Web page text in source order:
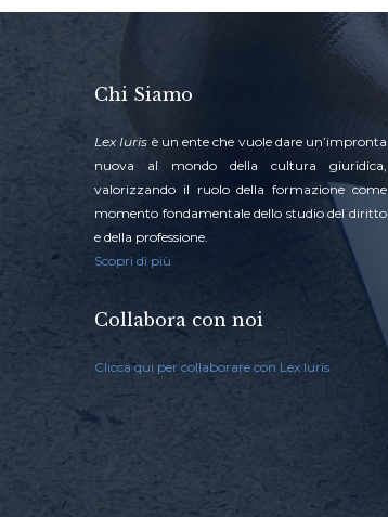
Chi Siamo
Lex Iuris è un ente che vuole dare un’impronta
nuova al mondo della cultura giuridica,
valorizzando il ruolo della formazione come
momento fondamentale dello studio del diritto
e della professione.
Scopri di più
Collabora con noi
Clicca qui per collaborare con Lex Iuris